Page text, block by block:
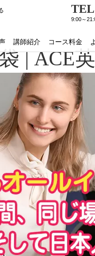
9:00～
講師紹介 コース料金
| ACE